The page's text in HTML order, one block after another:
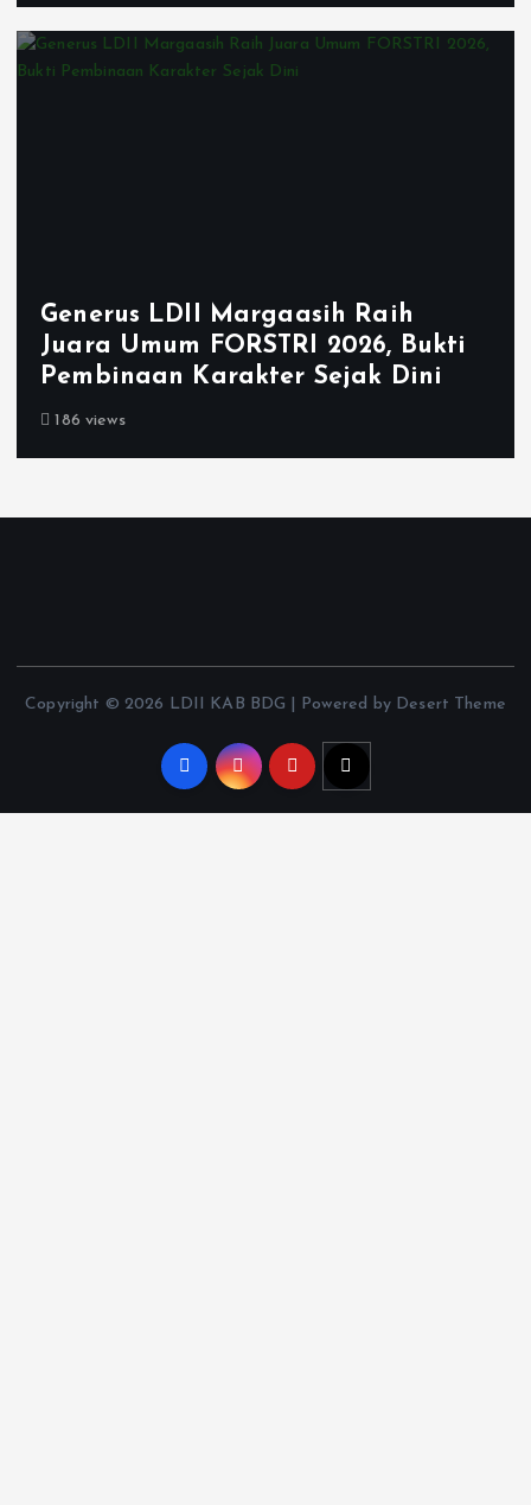
Generus LDII Margaasih Raih
Juara Umum FORSTRI 2026, Bukti
Pembinaan Karakter Sejak Dini
186 views
Copyright © 2026 LDII KAB BDG | Powered by Desert Theme